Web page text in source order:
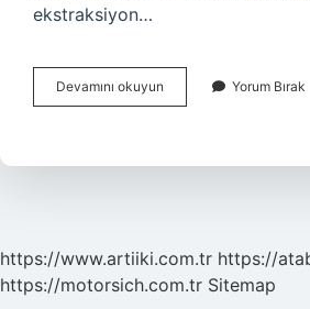
ekstraksiyon…
Devamını okuyun
Çıkması
Yorum Bırak
https://www.artiiki.com.tr https://
https://motorsich.com.tr Sitemap